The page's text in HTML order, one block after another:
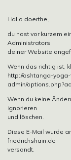
Hallo doerthe,
du hast vor kurzem
Administrators
deiner Website
Wenn das richtig ist,
http://ashtanga-
admin/
Wenn du keine
ignorieren
und löschen.
Diese E-Mail wurde
friedrichshain.de
versandt.